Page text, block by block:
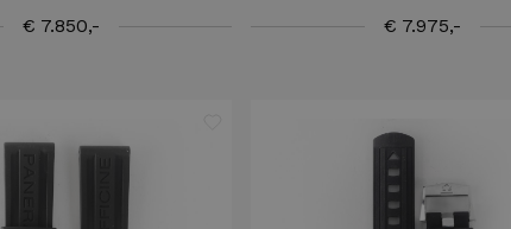
€ 7.850,-
€ 7.975,-